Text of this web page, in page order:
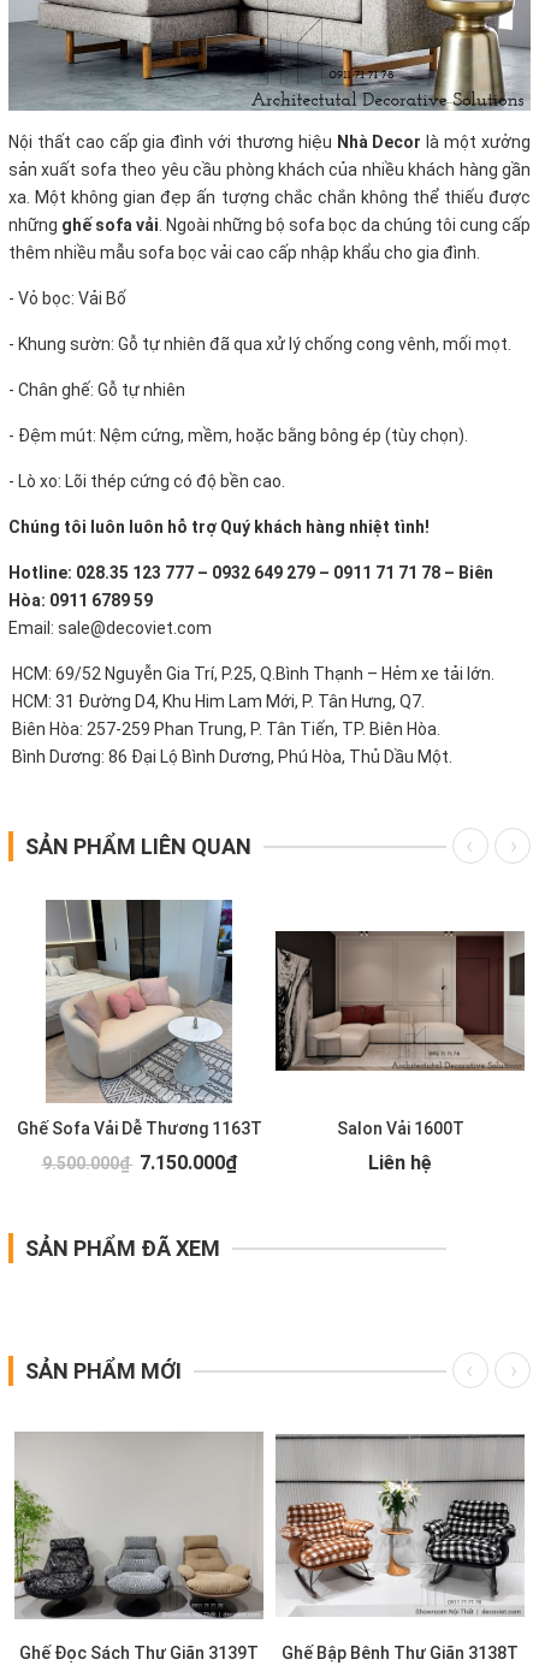
Nội thất cao cấp gia đình với thương hiệu Nhà Decor là một xưởng
sản xuất sofa theo yêu cầu phòng khách của nhiều khách hàng gần
xa. Một không gian đẹp ấn tượng chắc chắn không thể thiếu được
những ghế sofa vải . Ngoài những bộ sofa bọc da chúng tôi cung cấp
thêm nhiều mẫu sofa bọc vải cao cấp nhập khẩu cho gia đình.
- Vỏ bọc: Vải Bố
- Khung sườn: Gỗ tự nhiên đã qua xử lý chống cong vênh, mối mọt.
- Chân ghế: Gỗ tự nhiên
- Đệm mút: Nệm cứng, mềm, hoặc bằng bông ép (tùy chọn).
- Lò xo: Lõi thép cứng có độ bền cao.
Chúng tôi luôn luôn hỗ trợ Quý khách hàng nhiệt tình!
Hotline: 028.35 123 777 – 0932 649 279 – 0911 71 71 78 – Biên
Hòa: 0911 6789 59
Email: sale@decoviet.com
HCM: 69/52 Nguyễn Gia Trí, P.25, Q.Bình Thạnh – Hẻm xe tải lớn.
HCM: 31 Đường D4, Khu Him Lam Mới, P. Tân Hưng, Q7.
Biên Hòa: 257-259 Phan Trung, P. Tân Tiến, TP. Biên Hòa.
Bình Dương: 86 Đại Lộ Bình Dương, Phú Hòa, Thủ Dầu Một.
SẢN PHẨM LIÊN QUAN
Ghế Sofa Vải Dễ Thương 1163T
9.500.000₫ 7.150.000₫
Salon Vải 1600T
Liên hệ
SẢN PHẨM ĐÃ XEM
SẢN PHẨM MỚI
Ghế Đọc Sách Thư Giãn 3139T
Ghế Bập Bênh Thư Giãn 3138T